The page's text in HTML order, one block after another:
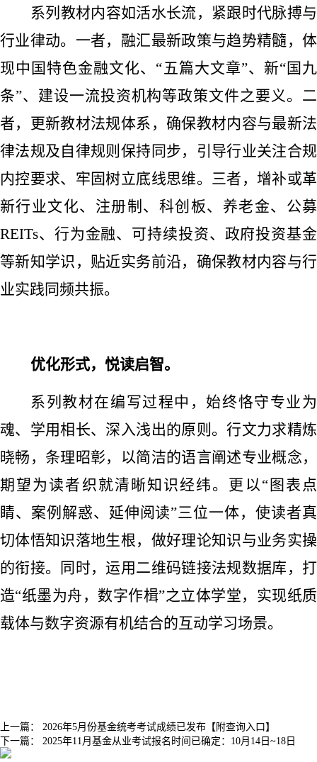
系列教材内容如活水长流，紧跟时代脉搏与
行业律动。一者，融汇最新政策与趋势精髓，体
现中国特色金融文化、 “五篇大文章”、新“国九
条”、建设一流投资机构等政策文件之要义。二
者，更新教材法规体系，确保教材内容与最新法
律法规及自律规则保持同步，引导行业关注合规
内控要求、牢固树立底线思维。三者，增补或革
新行业文化、注册制、科创板、养老金、公募
REITs、行为金融、可持续投资、政府投资基金
等新知学识，贴近实务前沿，确保教材内容与行
业实践同频共振。
优化形式，悦读启智。
系列教材在编写过程中，始终恪守专业为
魂、学用相长、深入浅出的原则。行文力求精炼
晓畅，条理昭彰，以简洁的语言阐述专业概念，
期望为读者织就清晰知识经纬。更以“图表点
睛、案例解惑、延伸阅读”三位一体，使读者真
切体悟知识落地生根，做好理论知识与业务实操
的衔接。同时，运用二维码链接法规数据库，打
造“纸墨为舟，数字作楫”之立体学堂，实现纸质
载体与数字资源有机结合的互动学习场景。
上一篇： 2026年5月份基金统考考试成绩已发布【附查询入口】
下一篇： 2025年11月基金从业考试报名时间已确定：10月14日~18日